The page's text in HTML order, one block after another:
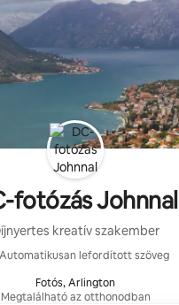
fotózás Johnnal
kreatív szakember
Automatikusan lefordított szöveg
Fotós, Arlington
Megtalálható az otthonodban